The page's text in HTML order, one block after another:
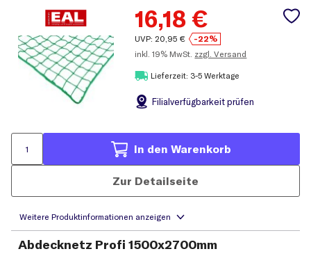
16,18 €
UVP: 20,95 €
-22%
inkl. 19% MwSt. zzgl. Versand
Lieferzeit: 3-5 Werktage
Filialverfügbarkeit prüfen
In den Warenkorb
Zur Detailseite
Abdecknetz Profi 1500x2700mm